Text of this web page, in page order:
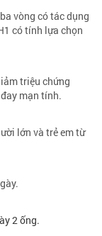
vòng có tác dụng
có tính lựa chọn
triệu chứng
mạn tính.
lớn và trẻ em từ
2 ống.